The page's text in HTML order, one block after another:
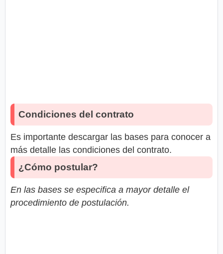
Condiciones del contrato
Es importante descargar las bases para conocer a
más detalle las condiciones del contrato.
¿Cómo postular?
En las bases se especifica a mayor detalle el
procedimiento de postulación.